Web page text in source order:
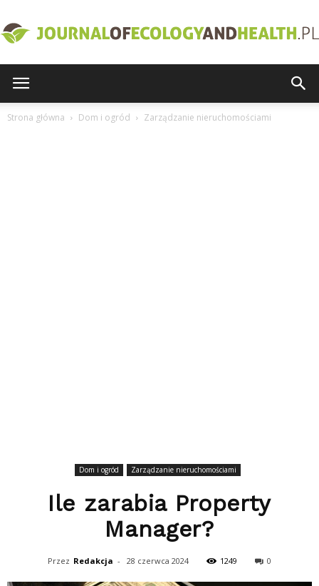
Strona główna Dom i ogród Zarządzanie nieruchomościami
Dom i ogród Zarządzanie nieruchomościami
Ile zarabia Property
Manager?
Przez Redakcja - 28 czerwca 2024 1249 0